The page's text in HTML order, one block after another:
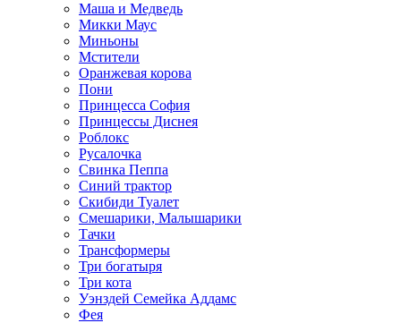
Маша и Медведь
Микки Маус
Миньоны
Мстители
Оранжевая корова
Пони
Принцесса София
Принцессы Диснея
Роблокс
Русалочка
Свинка Пеппа
Синий трактор
Скибиди Туалет
Смешарики, Малышарики
Тачки
Трансформеры
Три богатыря
Три кота
Уэнздей Семейка Аддамс
Фея